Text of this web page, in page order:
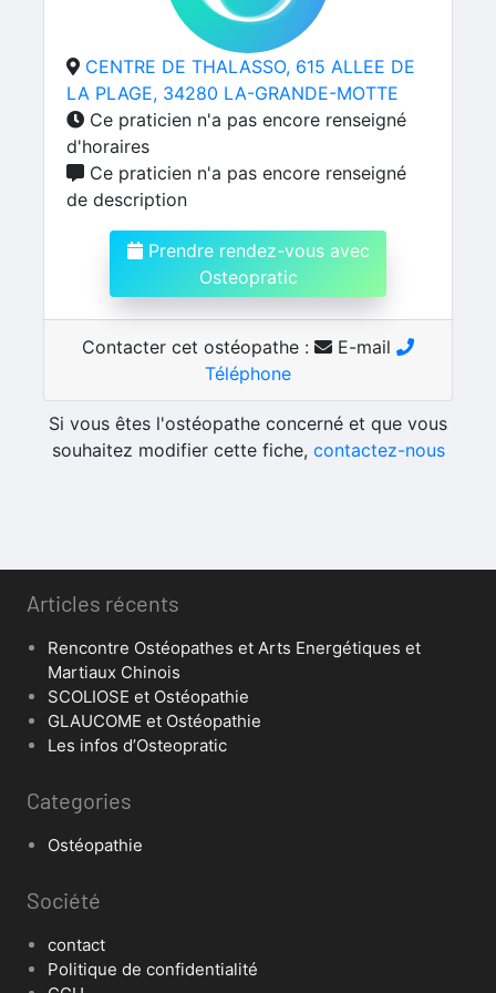
CENTRE DE THALASSO, 615 ALLEE DE
LA PLAGE, 34280 LA-GRANDE-MOTTE
Ce praticien n'a pas encore renseigné
d'horaires
Ce praticien n'a pas encore renseigné
de description
Prendre rendez-vous avec
Osteopratic
Contacter cet ostéopathe :
E-mail
Téléphone
Si vous êtes l'ostéopathe concerné et que vous
souhaitez modifier cette fiche, contactez-nous
Articles récents
Rencontre Ostéopathes et Arts Energétiques et
Martiaux Chinois
SCOLIOSE et Ostéopathie
GLAUCOME et Ostéopathie
Les infos d’Osteopratic
Categories
Ostéopathie
Société
contact
Politique de confidentialité